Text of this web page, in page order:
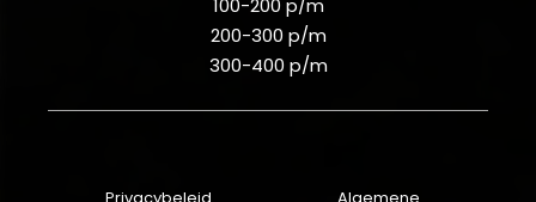
100-200 p/m
200-300 p/m
300-400 p/m